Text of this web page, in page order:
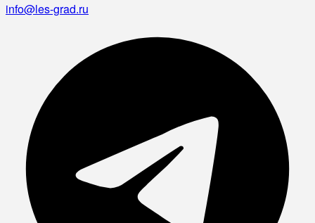
info@les-grad.ru